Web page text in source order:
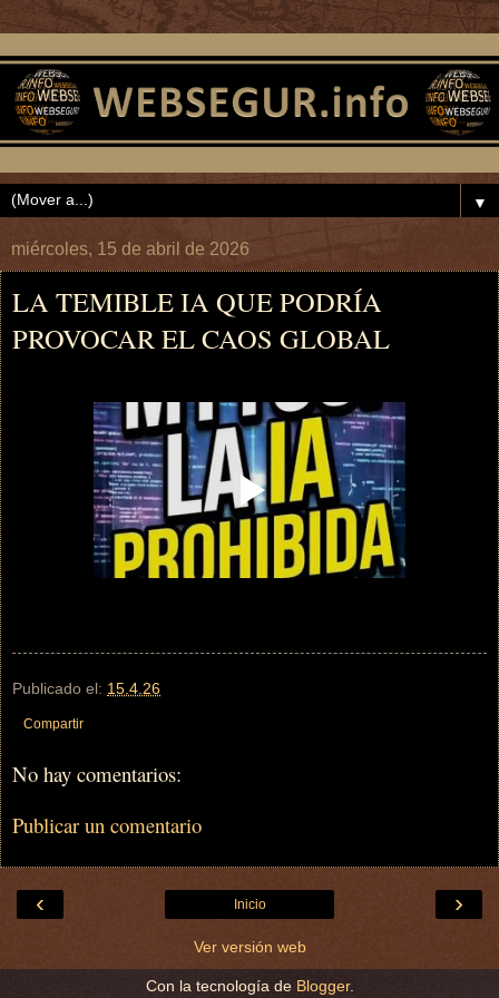
▼
miércoles, 15 de abril de 2026
LA TEMIBLE IA QUE PODRÍA
PROVOCAR EL CAOS GLOBAL
Publicado el: 15.4.26
Compartir
No hay comentarios:
Publicar un comentario
‹ ›
Inicio
Ver versión web
Con la tecnología de Blogger.